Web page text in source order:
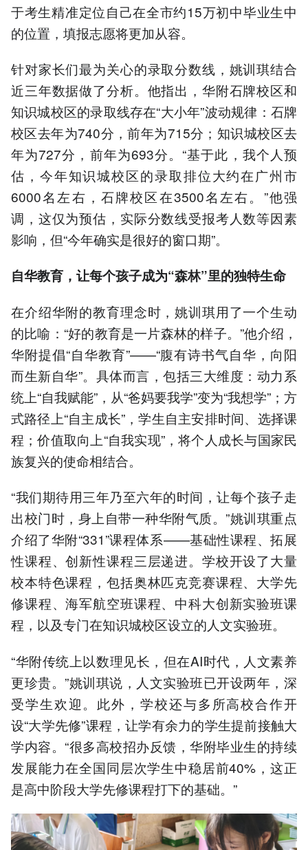
于考生精准定位自己在全市约15万初中毕业生中
的位置，填报志愿将更加从容。
针对家长们最为关心的录取分数线，姚训琪结合
近三年数据做了分析。他指出，华附石牌校区和
知识城校区的录取线存在“大小年”波动规律：石牌
校区去年为740分，前年为715分；知识城校区去
年为727分，前年为693分。“基于此，我个人预
估，今年知识城校区的录取排位大约在广州市
6000名左右，石牌校区在3500名左右。”他强
调，这仅为预估，实际分数线受报考人数等因素
影响，但“今年确实是很好的窗口期”。
自华教育，让每个孩子成为“森林”里的独特生命
在介绍华附的教育理念时，姚训琪用了一个生动
的比喻：“好的教育是一片森林的样子。”他介绍，
华附提倡“自华教育”——“腹有诗书气自华，向阳
而生新自华”。具体而言，包括三大维度：动力系
统上“自我赋能”，从“爸妈要我学”变为“我想学”；方
式路径上“自主成长”，学生自主安排时间、选择课
程；价值取向上“自我实现”，将个人成长与国家民
族复兴的使命相结合。
“我们期待用三年乃至六年的时间，让每个孩子走
出校门时，身上自带一种华附气质。”姚训琪重点
介绍了华附“331”课程体系——基础性课程、拓展
性课程、创新性课程三层递进。学校开设了大量
校本特色课程，包括奥林匹克竞赛课程、大学先
修课程、海军航空班课程、中科大创新实验班课
程，以及专门在知识城校区设立的人文实验班。
“华附传统上以数理见长，但在AI时代，人文素养
更珍贵。”姚训琪说，人文实验班已开设两年，深
受学生欢迎。此外，学校还与多所高校合作开
设“大学先修”课程，让学有余力的学生提前接触大
学内容。“很多高校招办反馈，华附毕业生的持续
发展能力在全国同层次学生中稳居前40%，这正
是高中阶段大学先修课程打下的基础。”